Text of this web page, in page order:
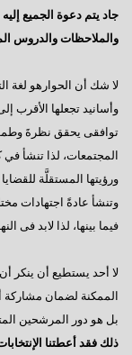
كورونا وأخواتها
إفتكاسة أبو شقة
هذا هو المتوقع
إطلالة عام جديد
عجائب وغرائب
تغييب القوى
هل يطول الإنتظار ؟
إيران - ماذا ننتظر؟
ماذا بعد الإستفتاء ؟
هل يفاجئنا الرئيس
جاد يتم دعوة الجميع
والملاحظات والدروس
لا شك أن الحوارهو لغة
وأسانيد تجعلها الأقرب
توافقى يحقق نظرةَ
المجتمعات، لذا تنشأ
ورؤيتها المستقلَّة
وتنشأ عادةً اجتهادات
فيما بينها، لذا لابد فى
لا أحد يستطيع أن ينكر أن
الممكنة لضمان مشاركة
بل هو دور المرشحين
ذلك فقد أعطتنا